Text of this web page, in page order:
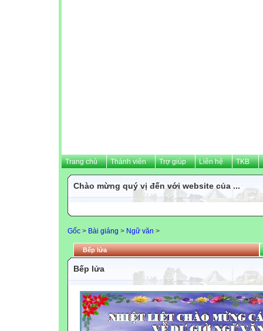
Trang chủ Thành viên Trợ giúp Liên hệ TKB
Chào mừng quý vị đến với website của ...
Gốc > Bài giảng > Ngữ văn >
Bếp lửa
Bếp lửa